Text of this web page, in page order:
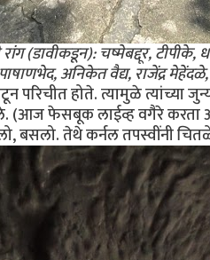
(डावीकडून): चष्मेबद्दूर,
अनिकेत वैद्य, राजेंद्र
होते. त्यामुळे त्यांच्या
फेसबूक लाईव्ह वगैरे करता
बसलो. तेथे कर्नल तपस्वींनी